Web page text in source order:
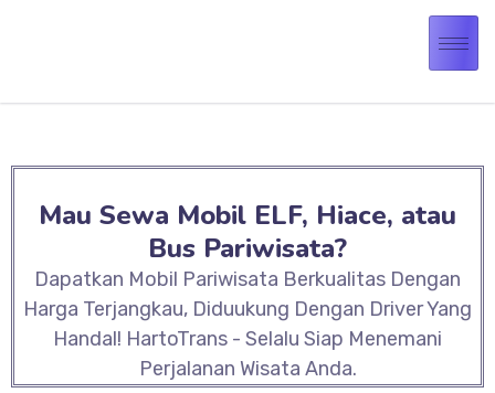
Mau Sewa Mobil ELF, Hiace, atau
Bus Pariwisata?
Dapatkan Mobil Pariwisata Berkualitas Dengan
Harga Terjangkau, Diduukung Dengan Driver Yang
Handal! HartoTrans - Selalu Siap Menemani
Perjalanan Wisata Anda.